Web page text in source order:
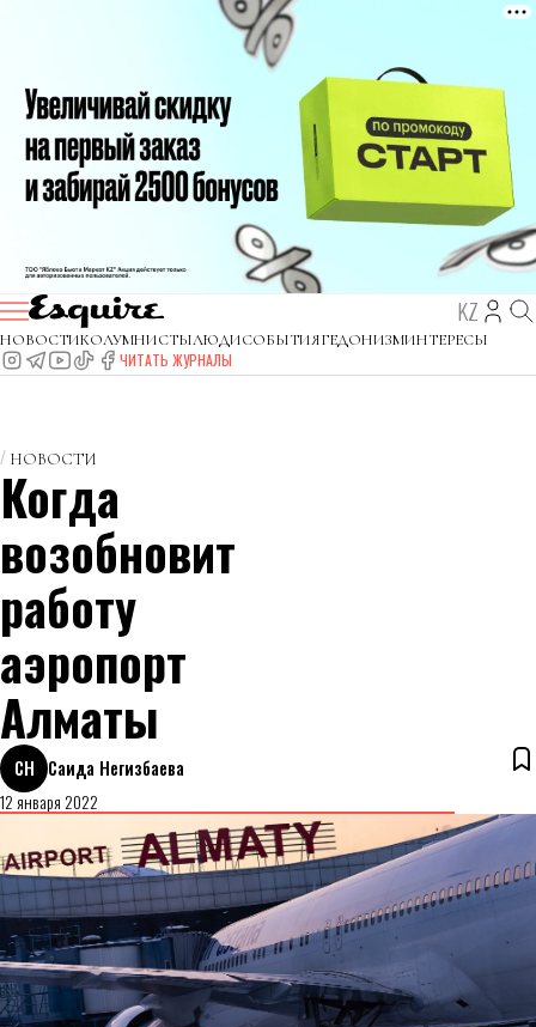
KZ
НОВОСТИКОЛУМНИСТЫЛЮДИСОБЫТИЯГЕДОНИЗМИНТЕРЕСЫ
ЧИТАТЬ ЖУРНАЛЫ
НОВОСТИ
Когда
возобновит
работу
аэропорт
Алматы
СН
Саида Негизбаева
12 января 2022